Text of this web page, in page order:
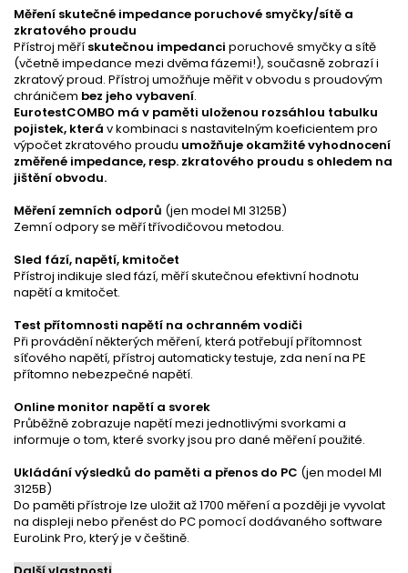
Měření skutečné impedance poruchové smyčky/sítě a
zkratového proudu
Přístroj měří skutečnou impedanci poruchové smyčky a sítě
(včetně impedance mezi dvěma fázemi!), současně zobrazí i
zkratový proud. Přístroj umožňuje měřit v obvodu s proudovým
chráničem bez jeho vybavení.
EurotestCOMBO má v paměti uloženou rozsáhlou tabulku
pojistek, která v kombinaci s nastavitelným koeficientem pro
výpočet zkratového proudu umožňuje okamžité vyhodnocení
změřené impedance, resp. zkratového proudu s ohledem na
jištění obvodu.
Měření zemních odporů (jen model MI 3125B)
Zemní odpory se měří třívodičovou metodou.
Sled fází, napětí, kmitočet
Přístroj indikuje sled fází, měří skutečnou efektivní hodnotu
napětí a kmitočet.
Test přítomnosti napětí na ochranném vodiči
Při provádění některých měření, která potřebují přítomnost
síťového napětí, přístroj automaticky testuje, zda není na PE
přítomno nebezpečné napětí.
Online monitor napětí a svorek
Průběžně zobrazuje napětí mezi jednotlivými svorkami a
informuje o tom, které svorky jsou pro dané měření použité.
Ukládání výsledků do paměti a přenos do PC (jen model MI
3125B)
Do paměti přístroje lze uložit až 1700 měření a později je vyvolat
na displeji nebo přenést do PC pomocí dodávaného software
EuroLink Pro, který je v češtině.